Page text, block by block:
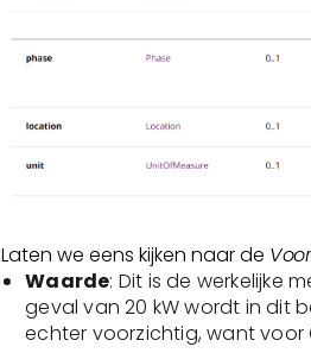
Laten we eens kijken naar de
Waarde: Dit is de werkelijke
geval van 20 kW wordt in dit
echter voorzichtig, want voor